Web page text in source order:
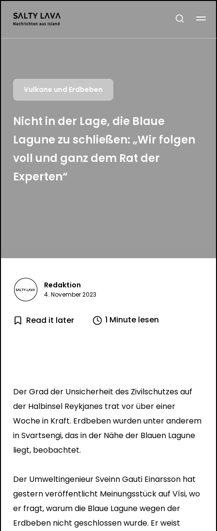
Vulkane und Erdbeben
Nicht in der Lage, die Blaue
Lagune zu schließen: „Wir folgen
voll und ganz dem Rat der
Experten“
Redaktion
4. November 2023
Read it later 1 Minute lesen
Der Grad der Unsicherheit des Zivilschutzes auf
der Halbinsel Reykjanes trat vor über einer
Woche in Kraft. Erdbeben wurden unter anderem
in Svartsengi, das in der Nähe der Blauen Lagune
liegt, beobachtet.
Der Umweltingenieur Sveinn Gauti Einarsson hat
gestern veröffentlicht Meinungsstückauf Vísi, wo
er fragt, warum die Blaue Lagune wegen der
Erdbeben nicht geschlossen wurde. Er weist